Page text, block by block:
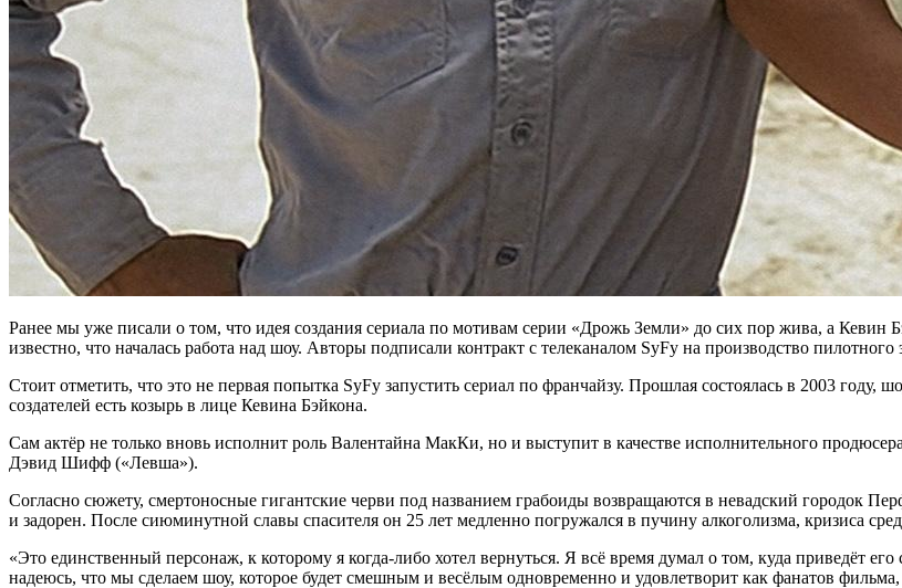
Ранее мы уже писали о том, что идея создания сериала по мотивам серии «Дрожь Земли» до сих пор жива, а Кевин
известно, что началась работа над шоу. Авторы подписали контракт с телеканалом SyFy на производство пилотного
Стоит отметить, что это не первая попытка SyFy запустить сериал по франчайзу. Прошлая состоялась в 2003 году,
создателей есть козырь в лице Кевина Бэйкона.
Сам актёр не только вновь исполнит роль Валентайна МакКи, но и выступит в качестве исполнительного
Дэвид Шифф («Левша»).
Согласно сюжету, смертоносные гигантские черви под названием грабоиды возвращаются в невадский городок
и задорен. После сиюминутной славы спасителя он 25 лет медленно погружался в пучину алкоголизма, кризиса
«Это единственный персонаж, к которому я когда-либо хотел вернуться. Я всё время думал о том, куда приведёт
надеюсь, что мы сделаем шоу, которое будет смешным и весёлым одновременно и удовлетворит как фанатов